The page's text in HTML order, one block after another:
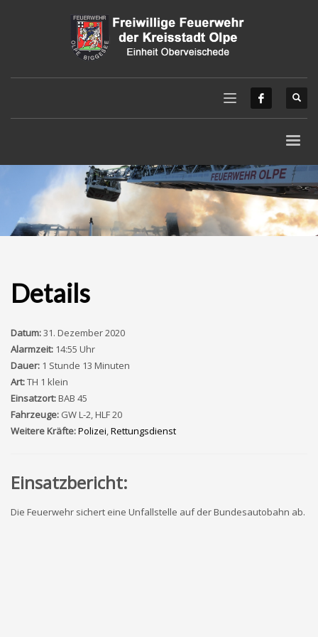
Details
Datum:31. Dezember 2020
Alarmzeit: 14:55 Uhr
Dauer: 1 Stunde 13 Minuten
Art:TH 1 klein
Einsatzort:BAB 45
Fahrzeuge: GW L-2, HLF 20
Weitere Kräfte:Polizei,Rettungsdienst
Einsatzbericht:
Die Feuerwehr sichert eine Unfallstelle auf der Bundesautobahn ab.